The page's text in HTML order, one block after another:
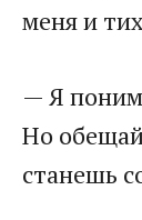
меня и
— Я
Но
станешь